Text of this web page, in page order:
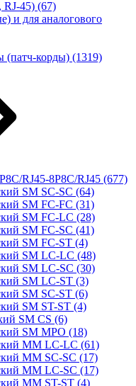
RJ-45) (67)
и для аналогового
(патч-корды) (1319)
RJ45-8P8C/RJ45 (677)
SM SC-SC (64)
SM FC-FC (31)
SM FC-LC (28)
SM FC-SC (41)
SM FC-ST (4)
SM LC-LC (48)
SM LC-SC (30)
SM LC-ST (3)
SM SC-ST (6)
SM ST-ST (4)
SM CS (6)
SM MPO (18)
MM LC-LC (61)
MM SC-SC (17)
MM LC-SC (17)
MM ST-ST (4)